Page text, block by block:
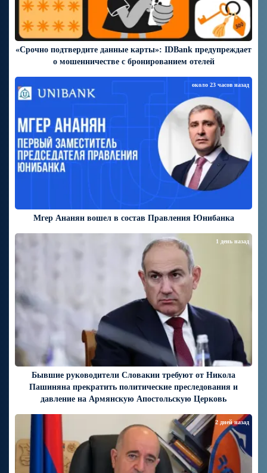
«Срочно подтвердите данные карты»: IDBank предупреждает
о мошенничестве с бронированием отелей
Мгер Ананян вошел в состав Правления Юнибанка
около 23 часов назад
Бывшие руководители Словакии требуют от Никола
Пашиняна прекратить политические преследования и
давление на Армянскую Апостольскую Церковь
1 день назад
2 дней назад